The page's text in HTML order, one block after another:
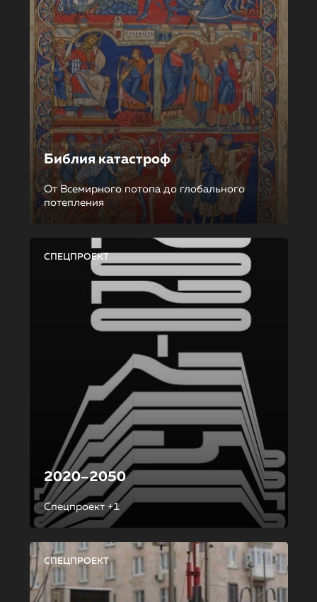
Библия катастроф
От Всемирного потопа до глобального
потепления
СПЕЦПРОЕКТ
2020–2050
Спецпроект +1
СПЕЦПРОЕКТ